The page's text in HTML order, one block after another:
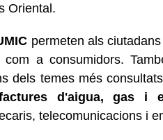
Oriental.
permeten als
com a consumidors.
dels temes més
d'aigua, gas i
telecomunicacions i